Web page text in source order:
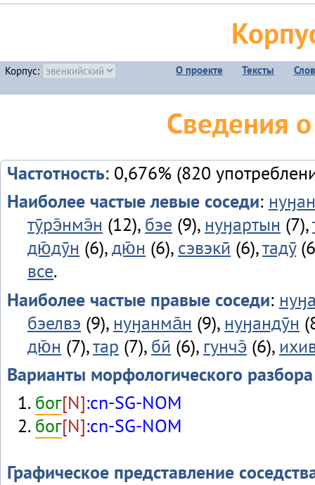
Корпус: О проекте Тексты
Сведения
Частотность: 0,676% (820
Наиболее частые левые соседи: нуӈан
тӯрэ̄нмэ̄н (12), бэе (9), нуӈартын (7),
дю̄дӯн (6),дю̄н (6), сэвэкӣ (6),тадӯ
все.
Наиболее частые правые соседи:
бэелвэ (9), нуӈанма̄н (9), нуӈандӯн
дю̄н (7),тар (7), бӣ (6), гунчэ̄ (6),
Варианты морфологического разбора
бог[N]:cn-SG-NOM
бог[N]:cn-SG-NOM
Графическое представление